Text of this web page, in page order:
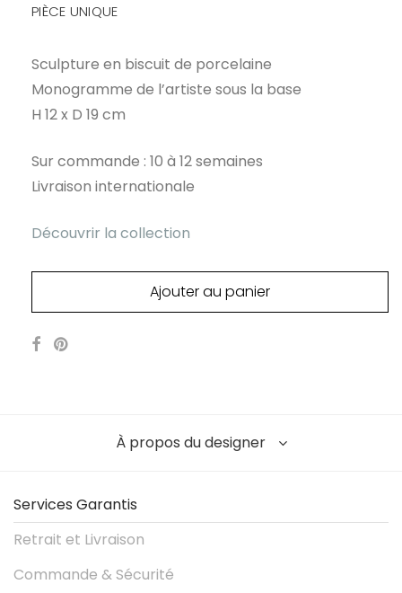
PIÈCE UNIQUE
Sculpture en biscuit de porcelaine
Monogramme de l’artiste sous la base
H 12 x D 19 cm
Sur commande : 10 à 12 semaines
Livraison internationale
Découvrir la collection
Ajouter au panier
À propos du designer
Services Garantis
Retrait et Livraison
Commande & Sécurité